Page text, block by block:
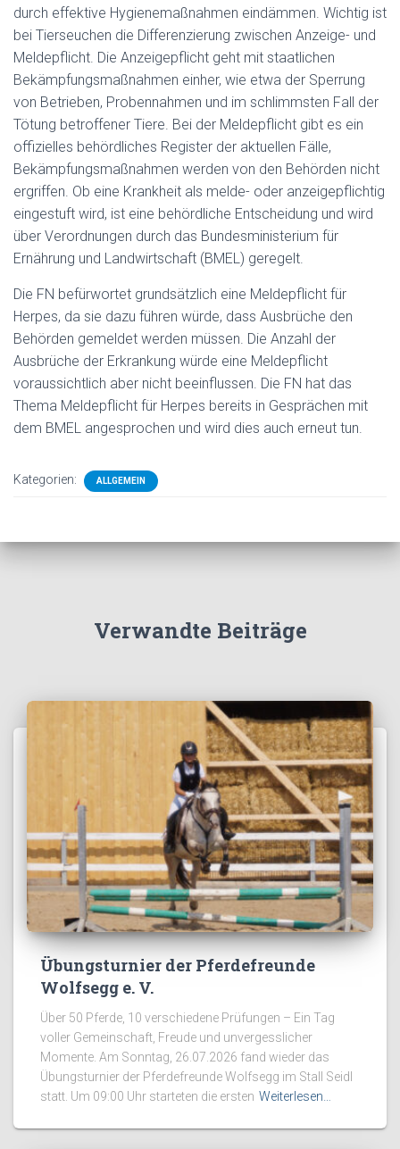
durch effektive Hygienemaßnahmen eindämmen. Wichtig ist
bei Tierseuchen die Differenzierung zwischen Anzeige- und
Meldepflicht. Die Anzeigepflicht geht mit staatlichen
Bekämpfungsmaßnahmen einher, wie etwa der Sperrung
von Betrieben, Probennahmen und im schlimmsten Fall der
Tötung betroffener Tiere. Bei der Meldepflicht gibt es ein
offizielles behördliches Register der aktuellen Fälle,
Bekämpfungsmaßnahmen werden von den Behörden nicht
ergriffen. Ob eine Krankheit als melde- oder anzeigepflichtig
eingestuft wird, ist eine behördliche Entscheidung und wird
über Verordnungen durch das Bundesministerium für
Ernährung und Landwirtschaft (BMEL) geregelt.
Die FN befürwortet grundsätzlich eine Meldepflicht für
Herpes, da sie dazu führen würde, dass Ausbrüche den
Behörden gemeldet werden müssen. Die Anzahl der
Ausbrüche der Erkrankung würde eine Meldepflicht
voraussichtlich aber nicht beeinflussen. Die FN hat das
Thema Meldepflicht für Herpes bereits in Gesprächen mit
dem BMEL angesprochen und wird dies auch erneut tun.
Kategorien: ALLGEMEIN
Verwandte Beiträge
Übungsturnier der Pferdefreunde
Wolfsegg e. V.
Über 50 Pferde, 10 verschiedene Prüfungen – Ein Tag
voller Gemeinschaft, Freude und unvergesslicher
Momente. Am Sonntag, 26.07.2026 fand wieder das
Übungsturnier der Pferdefreunde Wolfsegg im Stall Seidl
statt. Um 09:00 Uhr starteten die ersten Weiterlesen…